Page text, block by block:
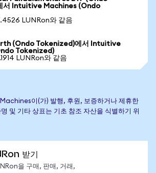
서 Intuitive Machines (Ondo
LUNRon와 같음
(Ondo Tokenized)에서 Intuitive
Tokenized)
LUNRon와 같음
이(가) 발행, 후원, 보증하거나 제휴한
및 기타 상표는 기초 참조 자산을 식별하기 위
받기
을 구매, 판매, 거래,